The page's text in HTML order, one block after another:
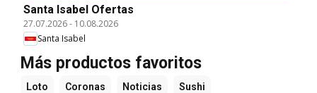
Santa Isabel Ofertas
27.07.2026- 10.08.2026
Santa Isabel
Más productos favoritos
Loto Coronas Noticias Sushi